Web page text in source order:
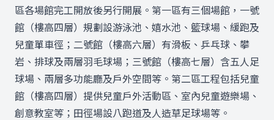
區各場館完工開放後另行開展。第一區有三個場館，一號
館（樓高四層）規劃設游泳池、嬉水池、籃球場、緩跑及
兒童單車徑；二號館（樓高六層）有滑板、乒乓球、攀
岩、排球及兩層羽毛球場；三號館（樓高七層）含五人足
球場、兩層多功能廳及戶外空間等。第二區工程包括兒童
館（樓高四層）提供兒童戶外活動區、室內兒童遊樂場、
創意教室等；田徑場設八跑道及人造草足球場等。